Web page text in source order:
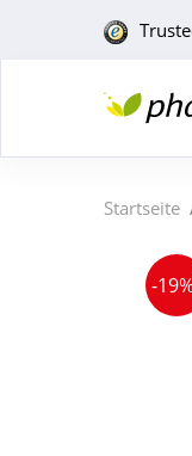
Startseite
-